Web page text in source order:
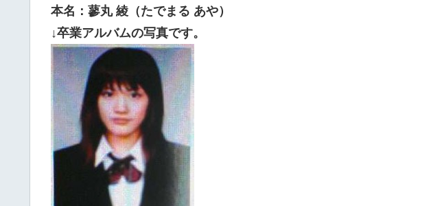
本名：蓼丸 綾（たでまる あや）
↓卒業アルバムの写真です。